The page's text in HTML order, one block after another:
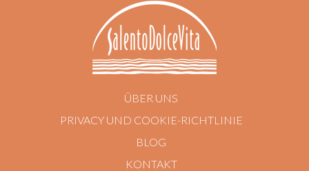
ÜBER UNS
PRIVACY UND COOKIE-RICHTLINIE
BLOG
KONTAKT